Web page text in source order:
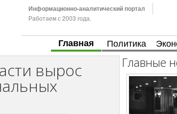
Информационно-аналитический портал
Работаем с 2003 года.
Главная Политика
вырос Главные